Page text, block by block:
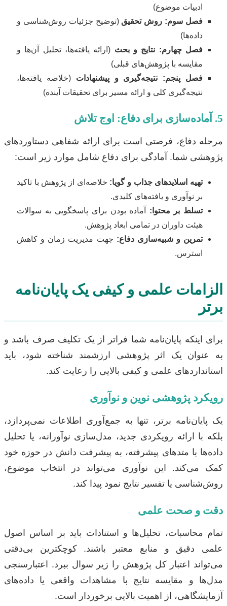
ادبیات موضوع)
فصل سوم: روش تحقیق (توضیح جزئیات روش‌شناسی و
داده‌ها)
فصل چهارم: نتایج و بحث (ارائه یافته‌ها، تحلیل آن‌ها و
مقایسه با پژوهش‌های قبلی)
فصل پنجم: نتیجه‌گیری و پیشنهادات (خلاصه یافته‌ها،
نتیجه‌گیری کلی و ارائه مسیر برای تحقیقات آینده)
5. آماده‌سازی برای دفاع: اوج تلاش
مرحله دفاع، فرصتی است برای ارائه شفاهی دستاوردهای
پژوهشی شما. آمادگی برای دفاع شامل موارد زیر است:
تهیه اسلاید‌های جذاب و گویا: خلاصه‌ای از پژوهش با تاکید
بر نوآوری و یافته‌های کلیدی.
تسلط بر محتوا: آماده بودن برای پاسخگویی به سوالات
هیئت داوران در تمامی ابعاد پژوهش.
تمرین و شبیه‌سازی دفاع: جهت مدیریت زمان و کاهش
استرس.
الزامات علمی و کیفی یک پایان‌نامه
برتر
برای اینکه پایان‌نامه شما فراتر از یک تکلیف صرف باشد و
به عنوان یک اثر پژوهشی ارزشمند شناخته شود، باید
استانداردهای علمی و کیفی بالایی را رعایت کند.
رویکرد پژوهشی نوین و نوآوری
یک پایان‌نامه برتر، تنها به جمع‌آوری اطلاعات نمی‌پردازد،
بلکه با ارائه رویکردی جدید، مدل‌سازی نوآورانه، یا تحلیل
داده‌ها با متدهای پیشرفته، به پیشرفت دانش در حوزه خود
کمک می‌کند. این نوآوری می‌تواند در انتخاب موضوع،
روش‌شناسی یا تفسیر نتایج نمود پیدا کند.
دقت و صحت علمی
تمام محاسبات، تحلیل‌ها و استنادات باید بر اساس اصول
علمی دقیق و منابع معتبر باشند. کوچکترین بی‌دقتی
می‌تواند اعتبار کل پژوهش را زیر سوال ببرد. اعتبارسنجی
مدل‌ها و مقایسه نتایج با مشاهدات واقعی یا داده‌های
آزمایشگاهی، از اهمیت بالایی برخوردار است.